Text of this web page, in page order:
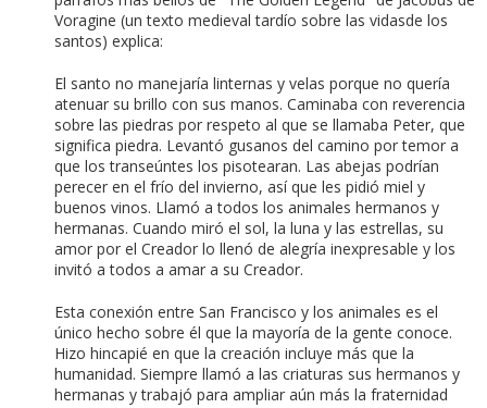
Voragine (un texto medieval tardío sobre las vidasde los
santos) explica:
El santo no manejaría linternas y velas porque no quería
atenuar su brillo con sus manos. Caminaba con reverencia
sobre las piedras por respeto al que se llamaba Peter, que
significa piedra. Levantó gusanos del camino por temor a
que los transeúntes los pisotearan. Las abejas podrían
perecer en el frío del invierno, así que les pidió miel y
buenos vinos. Llamó a todos los animales hermanos y
hermanas. Cuando miró el sol, la luna y las estrellas, su
amor por el Creador lo llenó de alegría inexpresable y los
invitó a todos a amar a su Creador.
Esta conexión entre San Francisco y los animales es el
único hecho sobre él que la mayoría de la gente conoce.
Hizo hincapié en que la creación incluye más que la
humanidad. Siempre llamó a las criaturas sus hermanos y
hermanas y trabajó para ampliar aún más la fraternidad